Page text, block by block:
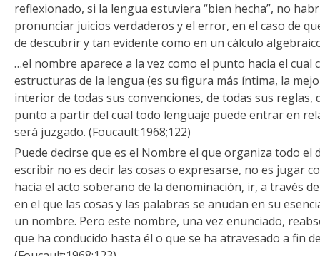
reflexionado, si la lengua estuviera “bien hecha”, no
pronunciar juicios verdaderos y el error, en el caso de
de descubrir y tan evidente como en un cálculo
…el nombre aparece a la vez como el punto hacia el cual
estructuras de la lengua (es su figura más íntima, la
interior de todas sus convenciones, de todas sus reglas,
punto a partir del cual todo lenguaje puede entrar en
será juzgado. (Foucault:1968;122)
Puede decirse que es el Nombre el que organiza todo el
escribir no es decir las cosas o expresarse, no es jugar
hacia el acto soberano de la denominación, ir, a través
en el que las cosas y las palabras se anudan en su
un nombre. Pero este nombre, una vez enunciado,
que ha conducido hasta él o que se ha atravesado a fin